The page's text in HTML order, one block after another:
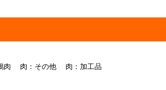
肉 肉：その他 肉：加工品